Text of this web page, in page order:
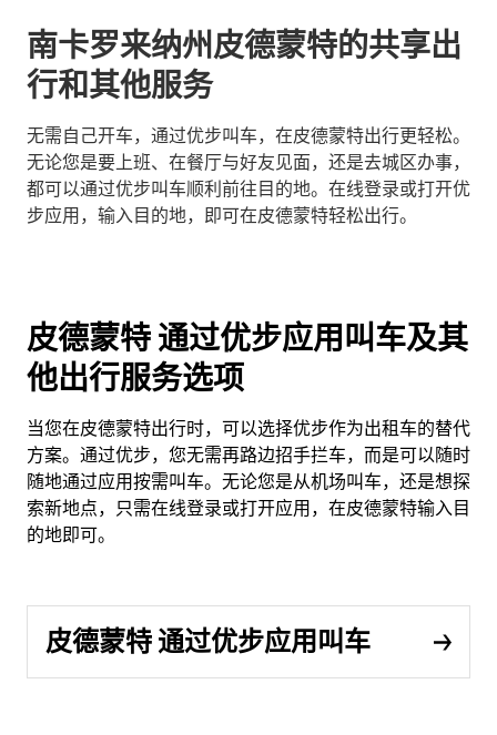
南卡罗来纳州皮德蒙特的共享出
行和其他服务
无需自己开车，通过优步叫车，在皮德蒙特出行更轻松。
无论您是要上班、在餐厅与好友见面，还是去城区办事，
都可以通过优步叫车顺利前往目的地。在线登录或打开优
步应用，输入目的地，即可在皮德蒙特轻松出行。
皮德蒙特 通过优步应用叫车及其
他出行服务选项
当您在皮德蒙特出行时，可以选择优步作为出租车的替代
方案。通过优步，您无需再路边招手拦车，而是可以随时
随地通过应用按需叫车。无论您是从机场叫车，还是想探
索新地点，只需在线登录或打开应用，在皮德蒙特输入目
的地即可。
皮德蒙特 通过优步应用叫车